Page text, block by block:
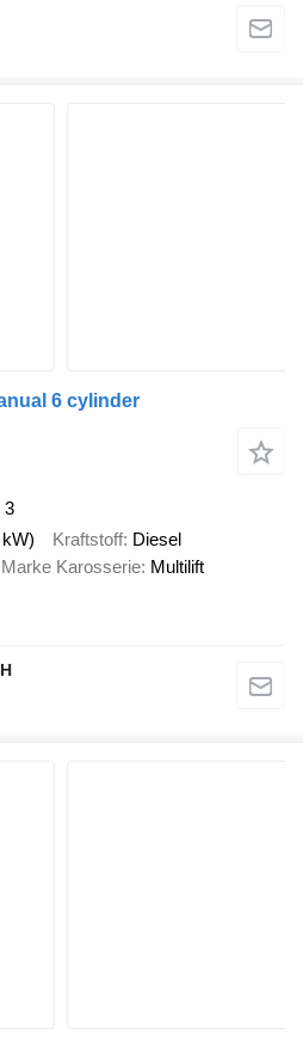
6 cylinder
3
Kraftstoff Diesel
Marke Karosserie Multilift